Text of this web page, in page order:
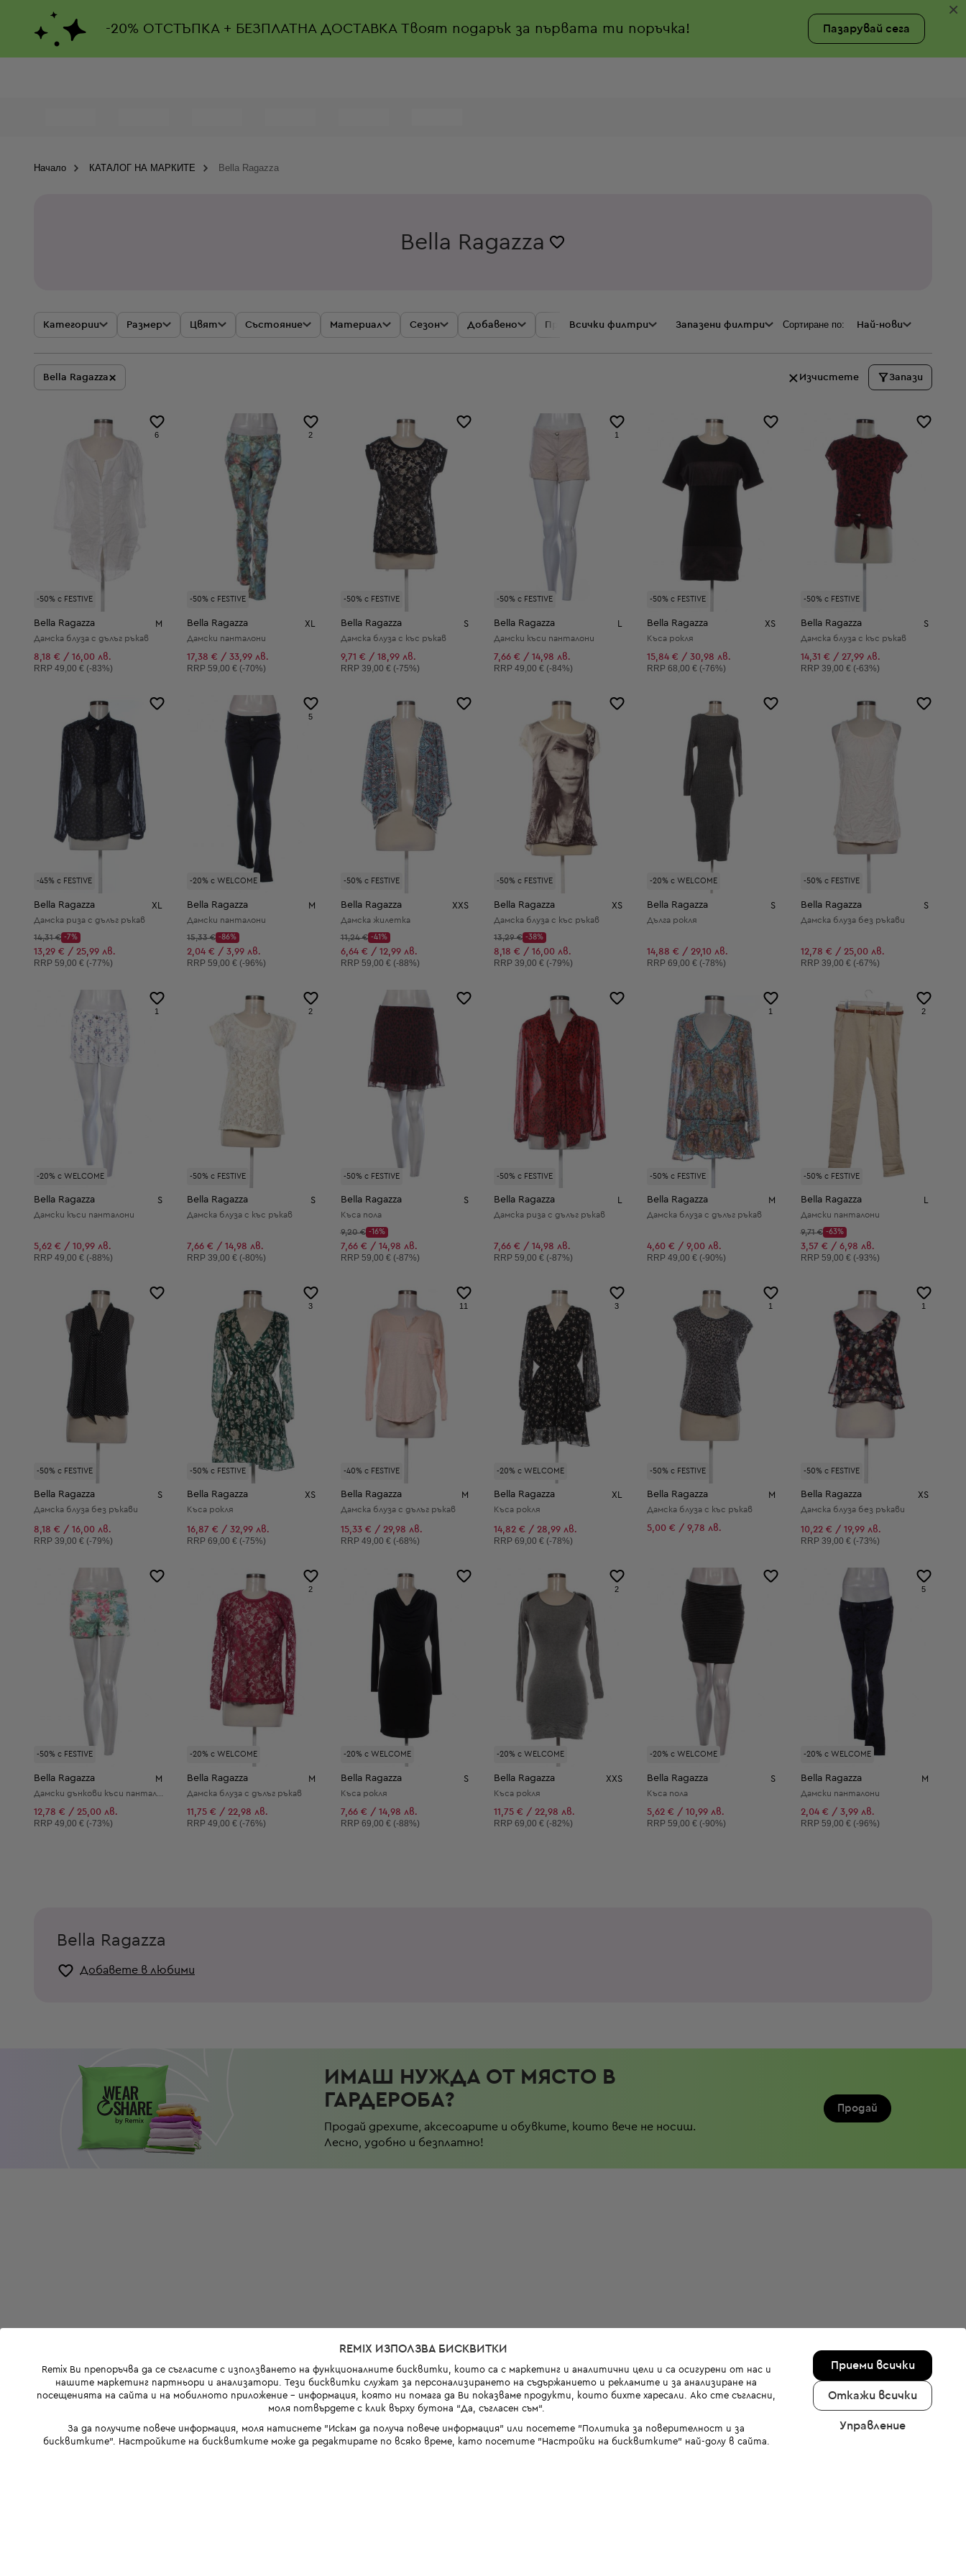
-20% ОТСТЪПКА + БЕЗПЛАТНА ДОСТАВКАТвоят подарък за първата ти поръчка! Пазарувай сега
×
Начало КАТАЛОГ НА МАРКИТЕ Bella Ragazza
Bella Ragazza
Категории Размер Цвят Състояние Материал Сезон Добавено Промоции Цена
Всички филтри Запазени филтри Сортиране по: Най-нови
Bella Ragazza× Изчистете Запази
-50% с FESTIVE
6
Bella Ragazza M
Дамска блуза с дълъг ръкав
8,18 € / 16,00 лв.
Препоръчителна цена:
RRP 49,00 € (-83%)
-50% с FESTIVE
2
Bella Ragazza XL
Дамски панталони
17,38 € / 33,99 лв.
Препоръчителна цена:
RRP59,00 € (-70%)
-50% с FESTIVE
Bella Ragazza S
Дамска блуза с къс ръкав
9,71 € / 18,99 лв.
Препоръчителна цена:
RRP 39,00 € (-75%)
-50% с FESTIVE
1
Bella Ragazza
Дамски къси панталони
7,66 € / 14,98 лв.
Препоръчителна цена:
RRP 49,00 € (-84%)
-50% с FESTIVE
Bella Ragazza XS
Къса рокля
15,84 € / 30,98 лв.
Препоръчителна цена:
RRP68,00 € (-76%)
-50% с FESTIVE
Bella Ragazza S
Дамска блуза с къс ръкав
14,31 € / 27,99 лв.
Препоръчителна цена:
RRP 39,00 € (-63%)
-45% с FESTIVE
Bella Ragazza XL
Дамска риза с дълъг ръкав
Начална цена:
14,31 €
Discount Price:
-7%
Намалена цена:
13,29 € / 25,99 лв.
Препоръчителна цена:
RRP 59,00 € (-77%)
-20% с WELCOME
5
Bella Ragazza M
Дамски панталони
Начална цена:
15,33 €
Discount Price:
-86%
Намалена цена:
2,04 € / 3,99 лв.
Препоръчителна цена:
RRP59,00 € (-96%)
-50% с FESTIVE
Bella Ragazza XXS
Дамска жилетка
Начална цена:
11,24 €
Discount Price:
-41%
Намалена цена:
6,64 € / 12,99 лв.
Препоръчителна цена:
RRP 59,00 € (-88%)
-50% с FESTIVE
Bella Ragazza XS
Дамска блуза с къс ръкав
Начална цена:
13,29 €
Discount Price:
-38%
Намалена цена:
8,18 € / 16,00 лв.
Препоръчителна цена:
RRP 39,00 € (-79%)
-20% с WELCOME
Bella Ragazza S
Дълга рокля
14,88 € / 29,10 лв.
Препоръчителна цена:
RRP69,00 € (-78%)
-50% с FESTIVE
Bella Ragazza S
Дамска блуза без ръкави
12,78 € / 25,00 лв.
Препоръчителна цена:
RRP 39,00 € (-67%)
-20% с WELCOME
1
Bella Ragazza S
Дамски къси панталони
5,62 € / 10,99 лв.
Препоръчителна цена:
RRP 49,00 € (-88%)
-50% с FESTIVE
2
Bella Ragazza S
Дамска блуза с къс ръкав
7,66 € / 14,98 лв.
Препоръчителна цена:
RRP39,00 € (-80%)
-50% с FESTIVE
Bella Ragazza S
Къса пола
Начална цена:
9,20 €
Discount Price:
-16%
Намалена цена:
7,66 € / 14,98 лв.
Препоръчителна цена:
RRP 59,00 € (-87%)
-50% с FESTIVE
Bella Ragazza
Дамска риза с дълъг ръкав
7,66 € / 14,98 лв.
Препоръчителна цена:
RRP 59,00 € (-87%)
-50% с FESTIVE
1
Bella Ragazza M
Дамска блуза с дълъг ръкав
4,60 € / 9,00 лв.
Препоръчителна цена:
RRP49,00 € (-90%)
-50% с FESTIVE
2
Bella Ragazza
Дамски панталони
Начална цена:
9,71 €
Discount Price:
-63%
Намалена цена:
3,57 € / 6,98 лв.
Препоръчителна цена:
RRP 59,00 € (-93%)
-50% с FESTIVE
Bella Ragazza S
Дамска блуза без ръкави
8,18 € / 16,00 лв.
Препоръчителна цена:
RRP 39,00 € (-79%)
-50% с FESTIVE
3
Bella Ragazza XS
Къса рокля
16,87 € / 32,99 лв.
Препоръчителна цена:
RRP69,00 € (-75%)
-40% с FESTIVE
11
Bella Ragazza M
Дамска блуза с дълъг ръкав
15,33 € / 29,98 лв.
Препоръчителна цена:
RRP 49,00 € (-68%)
-20% с WELCOME
3
Bella Ragazza XL
Къса рокля
14,82 € / 28,99 лв.
Препоръчителна цена:
RRP 69,00 € (-78%)
-50% с FESTIVE
1
Bella Ragazza M
Дамска блуза с къс ръкав
5,00 € / 9,78 лв.
-50% с FESTIVE
1
Bella Ragazza XS
Дамска блуза без ръкави
10,22 € / 19,99 лв.
Препоръчителна цена:
RRP 39,00 € (-73%)
-50% с FESTIVE
Bella Ragazza M
12,78 € / 25,00 лв.
Препоръчителна цена:
RRP 49,00 € (-73%)
-20% с WELCOME
2
Bella Ragazza M
Дамска блуза с дълъг ръкав
11,75 € / 22,98 лв.
Препоръчителна цена:
RRP49,00 € (-76%)
-20% с WELCOME
Bella Ragazza S
Къса рокля
7,66 € / 14,98 лв.
Препоръчителна цена:
RRP 69,00 € (-88%)
-20% с WELCOME
2
Bella Ragazza XXS
Къса рокля
11,75 € / 22,98 лв.
Препоръчителна цена:
RRP 69,00 € (-82%)
-20% с WELCOME
Bella Ragazza S
Къса пола
5,62 € / 10,99 лв.
Препоръчителна цена:
RRP59,00 € (-90%)
-20% с WELCOME
5
Bella Ragazza M
Дамски панталони
2,04 € / 3,99 лв.
Препоръчителна цена:
RRP 59,00 € (-96%)
Bella Ragazza
Добавете в любими
ИМАШ НУЖДА ОТ МЯСТО В
ГАРДЕРОБА?
Продай дрехите, аксесоарите и обувките, които вече не носиш.
Лесно, удобно и безплатно!
Продай
REMIX ИЗПОЛЗВА БИСКВИТКИ
Remix Ви препоръчва да се съгласите с използването на функционалните бисквитки, които са с маркетинг и аналитични цели и са осигурени от нас и
нашите маркетинг партньори и анализатори. Тези бисквитки служат за персонализирането на съдържанието и рекламите и за анализиране на
посещенията на сайта и на мобилното приложение - информация, която ни помага да Ви показваме продукти, които бихте харесали. Ако сте съгласни,
моля потвърдете с клик върху бутона “Да, съгласен съм“.
За да получите повече информация, моля натиснете "Искам да получа повече информация" или посетете "Политика за поверителност и за
бисквитките". Настройките на бисквитките може да редактирате по всяко време, като посетите "Настройки на бисквитките" най-долу в сайта.
Приеми всички
Откажи всички
Управление